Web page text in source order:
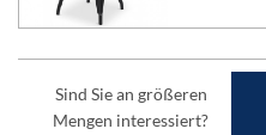
Sind Sie an größeren
Mengen interessiert?